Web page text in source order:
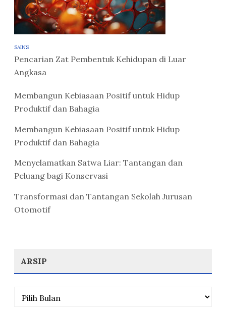
SAINS
Pencarian Zat Pembentuk Kehidupan di Luar
Angkasa
Membangun Kebiasaan Positif untuk Hidup
Produktif dan Bahagia
Membangun Kebiasaan Positif untuk Hidup
Produktif dan Bahagia
Menyelamatkan Satwa Liar: Tantangan dan
Peluang bagi Konservasi
Transformasi dan Tantangan Sekolah Jurusan
Otomotif
ARSIP
Arsip